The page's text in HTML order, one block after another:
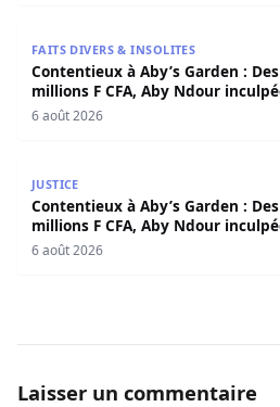
FAITS DIVERS & INSOLITES
Contentieux à Aby’s Garden :
millions F CFA, Aby Ndour
sociaux
6 août 2026
JUSTICE
Contentieux à Aby’s Garden :
millions F CFA, Aby Ndour
sociaux
6 août 2026
Laisser un commentaire